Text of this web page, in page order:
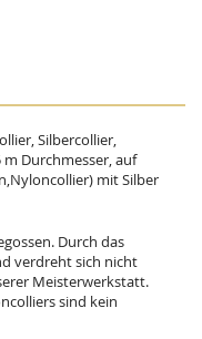
Silbercollier,
Durchmesser, auf
mit Silber
Durch das
verdreht sich nicht
Meisterwerkstatt.
sind kein